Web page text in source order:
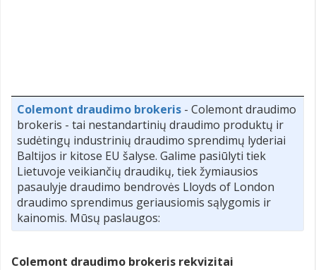
Colemont draudimo brokeris - Colemont draudimo
brokeris - tai nestandartinių draudimo produktų ir
sudėtingų industrinių draudimo sprendimų lyderiai
Baltijos ir kitose EU šalyse. Galime pasiūlyti tiek
Lietuvoje veikiančių draudikų, tiek žymiausios
pasaulyje draudimo bendrovės Lloyds of London
draudimo sprendimus geriausiomis sąlygomis ir
kainomis. Mūsų paslaugos:
Colemont draudimo brokeris rekvizitai